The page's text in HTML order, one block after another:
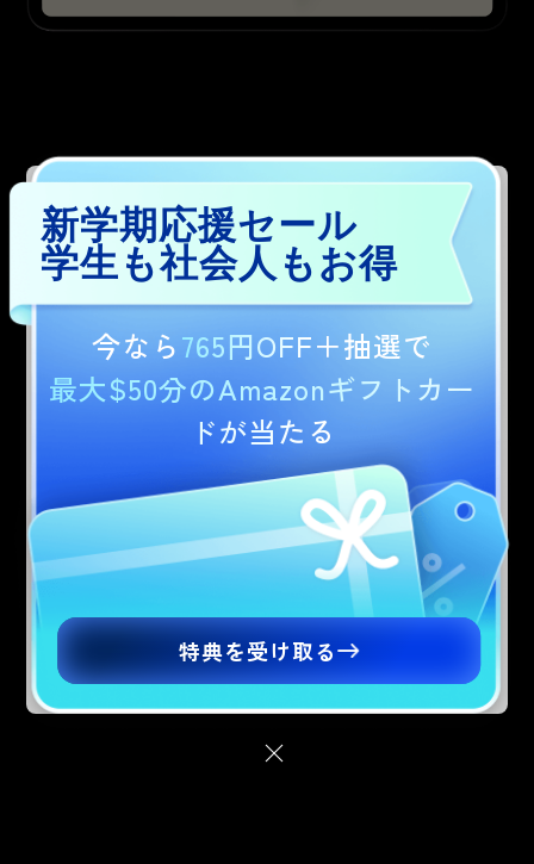
お住まいの地域に合わせたUPDF.comの国別
サイトに移動しますか？価格、プロモーショ
ン、イベントに関する詳細は、国別サイトで
確認できます。
Are you visiting updf.com from outside this
region? Visit your regional site for more
relevant pricing, promotions, and events.
Continue to English Site
フォーム作成
フォーム入力
編集
墨消し
新学期応援セール
学生も社会人もお得
今なら765円OFF＋抽選で
最大$50分のAmazonギフトカー
ドが当たる
特典を受け取る